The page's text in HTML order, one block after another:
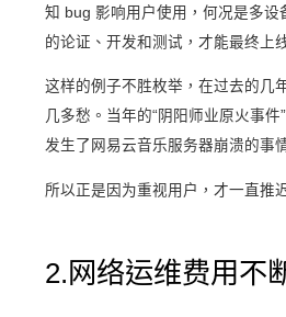
知 bug 影响用户使用，何况是多
的论证、开发和测试，才能最终上
这样的例子不胜枚举，在过去的几
几多愁。当年的“阴阳师业原火事
发生了网易云音乐服务器崩溃的事
所以正是因为重视用户，才一直推
2.网络运维费用不